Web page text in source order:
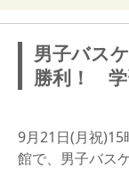
男子バス
勝利！ 学
9月21日(月祝
館で、男子バス